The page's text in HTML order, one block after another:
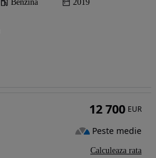
Benzina 2019
12 700 EUR
Peste medie
Calculeaza rata